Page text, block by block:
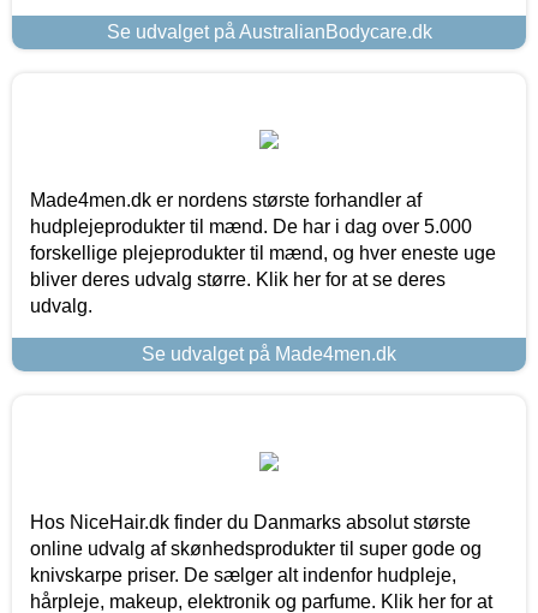
Se udvalget på AustralianBodycare.dk
Made4men.dk er nordens største forhandler af
hudplejeprodukter til mænd. De har i dag over 5.000
forskellige plejeprodukter til mænd, og hver eneste uge
bliver deres udvalg større. Klik her for at se deres
udvalg.
Se udvalget på Made4men.dk
Hos NiceHair.dk finder du Danmarks absolut største
online udvalg af skønhedsprodukter til super gode og
knivskarpe priser. De sælger alt indenfor hudpleje,
hårpleje, makeup, elektronik og parfume. Klik her for at